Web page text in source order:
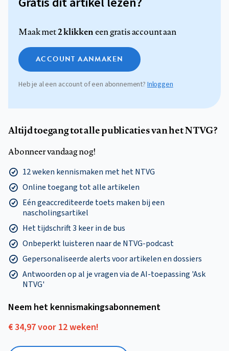
Maak met2 klikkeneen gratis account aan
ACCOUNT AANMAKEN
Heb je al een account of een abonnement? Inloggen
Altijd toegang tot alle publicaties van het NTVG?
Abonneer vandaag nog!
12 weken kennismaken met het NTVG
Online toegang tot alle artikelen
Eén geaccrediteerde toets maken bij een
nascholingsartikel
Het tijdschrift 3 keer in de bus
Onbeperkt luisteren naar de NTVG-podcast
Gepersonaliseerde alerts voor artikelen en dossiers
Antwoorden op al je vragen via de AI-toepassing 'Ask
NTVG'
Neem het kennismakings­abonnement
€ 34,97 voor 12 weken!